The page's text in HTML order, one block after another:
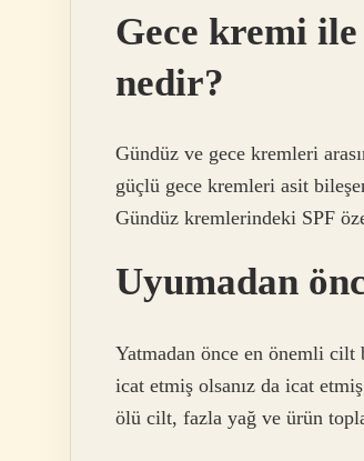
Gece kremi
nedir?
Gündüz ve gece kremleri
güçlü gece kremleri asit
Gündüz kremlerindeki SPF
Uyumadan
Yatmadan önce en önemli
icat etmiş olsanız da icat
ölü cilt, fazla yağ ve ürün